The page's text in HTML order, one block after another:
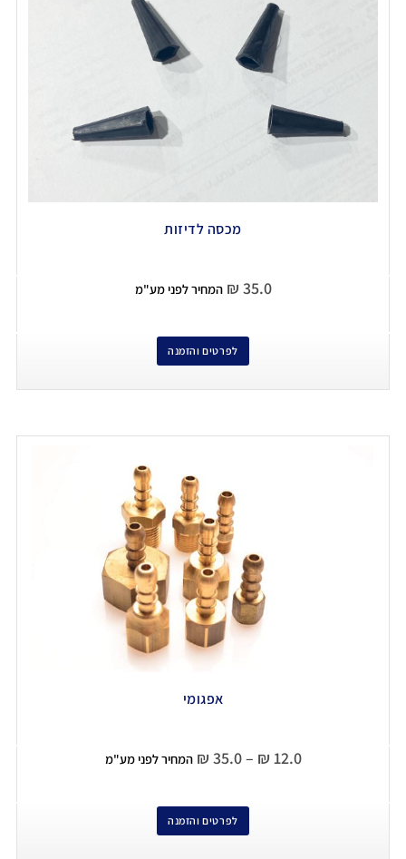
מכסה לדיזות
₪ 35.0 המחיר לפני מע"מ
לפרטים והזמנה
אפגומי
₪ 12.0
–
₪ 35.0 המחיר לפני מע"מ
לפרטים והזמנה